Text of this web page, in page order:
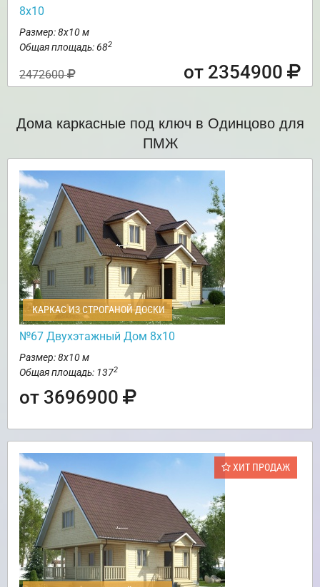
8х10
Размер: 8х10 м
Общая площадь: 682
2472600 от 2354900
Дома каркасные под ключ в Одинцово для
ПМЖ
КАРКАС ИЗ СТРОГАНОЙ ДОСКИ
№67 Двухэтажный Дом 8х10
Размер: 8х10 м
Общая площадь: 1372
от 3696900
ХИТ ПРОДАЖ